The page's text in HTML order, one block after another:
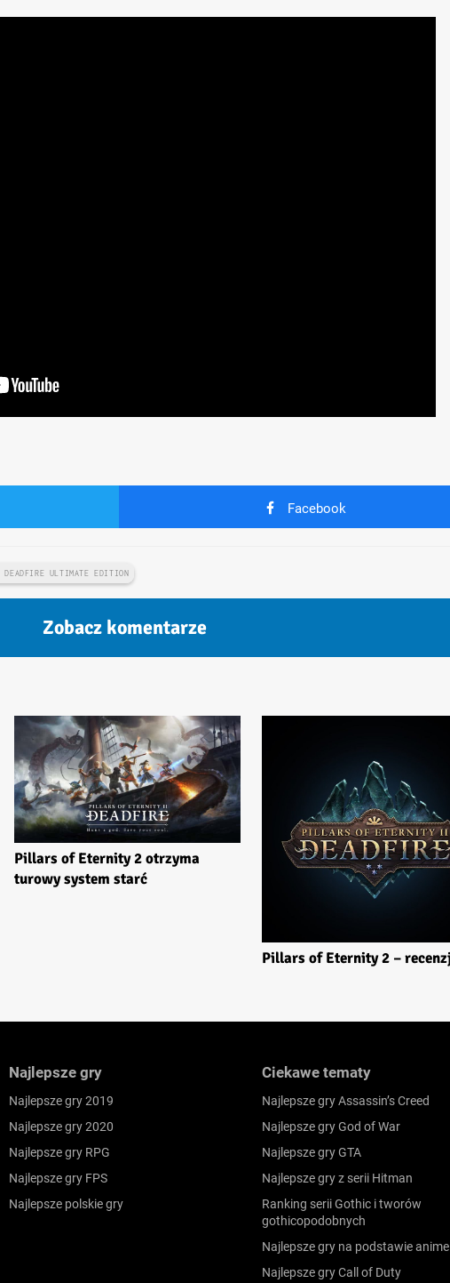
Facebook
ULTIMATE EDITION
Zobacz komentarze
Pillars of Eternity 2 otrzyma
turowy system starć
Pillars of Eternity 2 –
Najlepsze gry
Najlepsze gry 2019
Najlepsze gry 2020
Najlepsze gry RPG
Najlepsze gry FPS
Najlepsze polskie gry
Ciekawe tematy
Najlepsze gry Assassin’s Creed
Najlepsze gry God of War
Najlepsze gry GTA
Najlepsze gry z serii Hitman
Ranking serii Gothic i tworów
gothicopodobnych
Najlepsze gry na podstawie anime
Najlepsze gry Call of Duty